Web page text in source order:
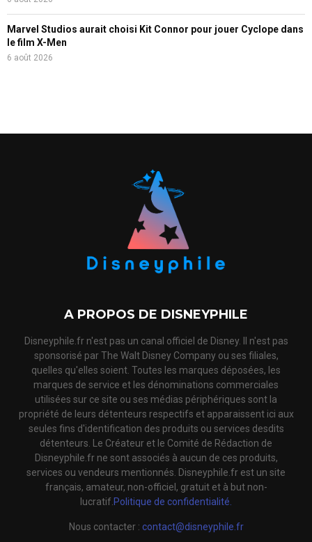
Marvel Studios aurait choisi Kit Connor pour jouer Cyclope dans
le film X-Men
6 août 2026
A PROPOS DE DISNEYPHILE
Disneyphile.fr n'est pas un canal officiel de Disney. Il n'est pas
sponsorisé par The Walt Disney Company ou ses filiales,
quelles qu'elles soient. Toutes les marques déposées, les
marques de service et les dénominations commerciales
utilisées sur ce site ou ses médias périphériques sont la
propriété de leurs détenteurs respectifs et apparaissent ici aux
seules fins d'identification des produits ou services desdits
détenteurs. Le Créateur et le Comité de Rédaction de
Disneyphile.fr ne sont associés à aucun de ces produits,
services ou vendeurs mentionnés. Disneyphile.fr est un site
français, amateur, non-officiel, gratuit et à but non-
lucratif. Politique de confidentialité.
Nous contacter : contact@disneyphile.fr